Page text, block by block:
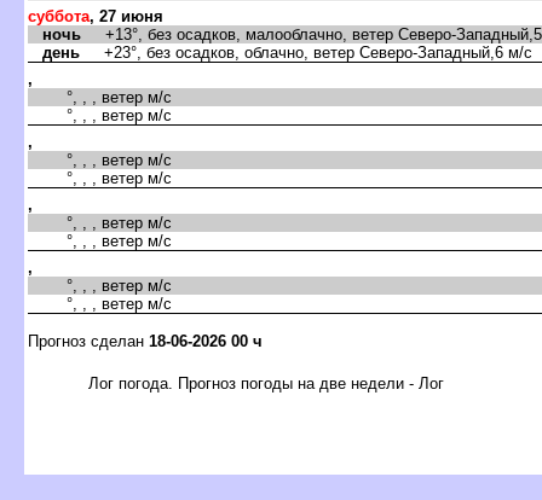
суббота, 27 июня
ночь +13°, без осадков, малооблачно, ветер Северо-
день +23°, без осадков, облачно, ветер Северо-Западный,6 м/с
,
°, , , ветер м/с
°, , , ветер м/с
,
°, , , ветер м/с
°, , , ветер м/с
,
°, , , ветер м/с
°, , , ветер м/с
,
°, , , ветер м/с
°, , , ветер м/с
Прогноз сделан 18-06-2026 00 ч
Лог погода. Прогноз погоды на две недели - Ло